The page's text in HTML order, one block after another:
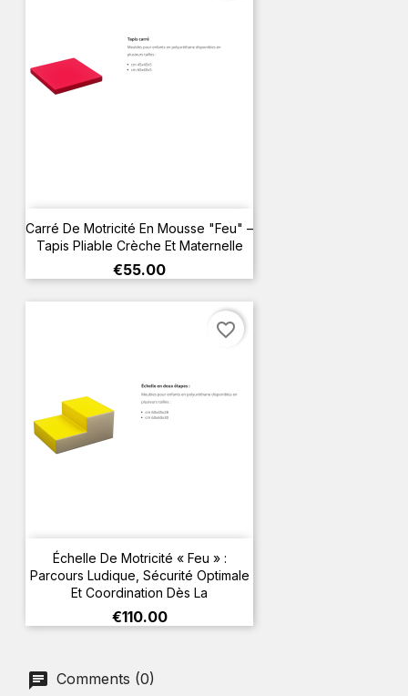
Carré De Motricité En Mousse "Feu" –
Tapis Pliable Crèche Et Maternelle
Price
€55.00
Échelle De Motricité « Feu » :
Parcours Ludique, Sécurité Optimale
Et Coordination Dès La
Price
€110.00
favorite_border
Comments (0)